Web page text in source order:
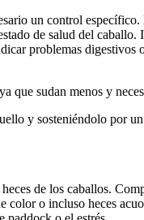
un control
de salud del
problemas
que sudan menos y
y sosteniéndolo por
de los caballos.
o incluso heces